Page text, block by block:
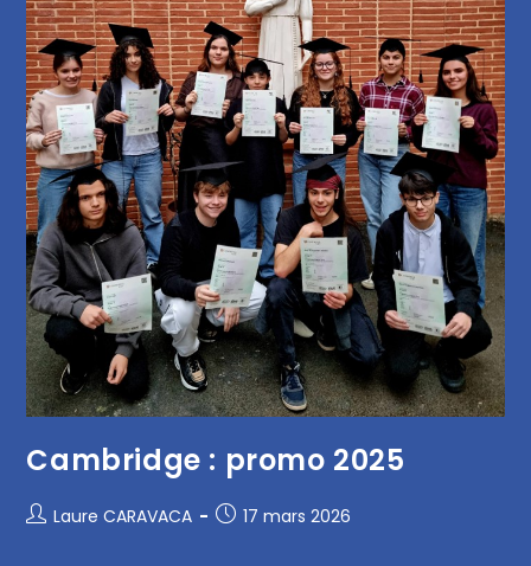
Cambridge : promo 2025
Laure CARAVACA 17 mars 2026